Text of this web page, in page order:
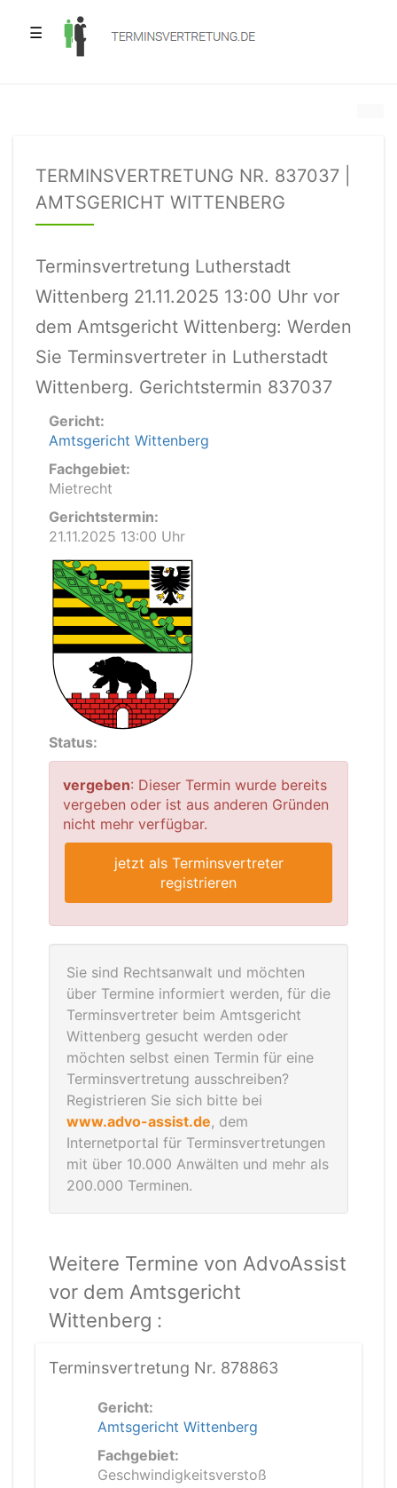
☰
TERMINSVERTRETUNG NR. 837037 |
AMTSGERICHT WITTENBERG
Terminsvertretung Lutherstadt
Wittenberg 21.11.2025 13:00 Uhr vor
dem Amtsgericht Wittenberg: Werden
Sie Terminsvertreter in Lutherstadt
Wittenberg. Gerichtstermin 837037
Gericht:
Amtsgericht Wittenberg
Fachgebiet:
Mietrecht
Gerichtstermin:
21.11.2025 13:00 Uhr
Status:
vergeben: Dieser Termin wurde bereits
vergeben oder ist aus anderen Gründen
nicht mehr verfügbar.
jetzt als Terminsvertreter
registrieren
Sie sind Rechtsanwalt und möchten
über Termine informiert werden, für die
Terminsvertreter beim Amtsgericht
Wittenberg gesucht werden oder
möchten selbst einen Termin für eine
Terminsvertretung ausschreiben?
Registrieren Sie sich bitte bei
www.advo-assist.de, dem
Internetportal für Terminsvertretungen
mit über 10.000 Anwälten und mehr als
200.000 Terminen.
Weitere Termine von AdvoAssist
vor dem Amtsgericht
Wittenberg :
Terminsvertretung Nr. 878863
Gericht:
Amtsgericht Wittenberg
Fachgebiet:
Geschwindigkeitsverstoß